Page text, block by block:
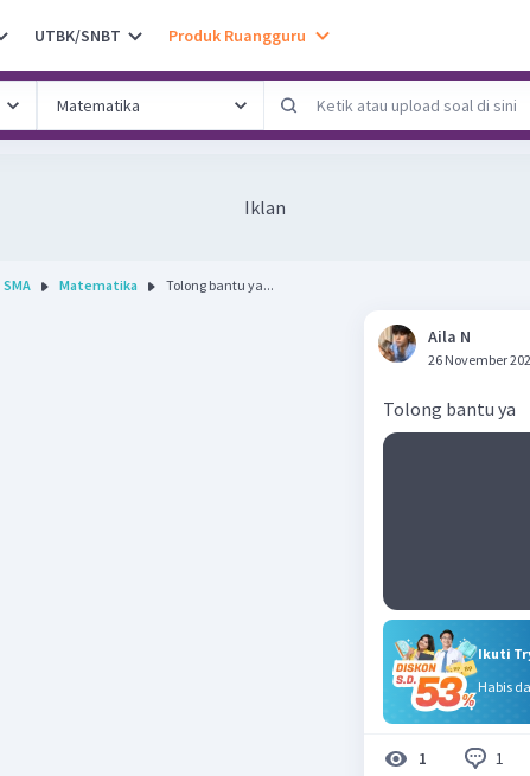
UTBK/SNBT Produk Ruangguru
Iklan
SMA Matematika Tolong bantu ya...
Aila N
26 November
Tolong bantu ya
Ikuti
Habis
1 1